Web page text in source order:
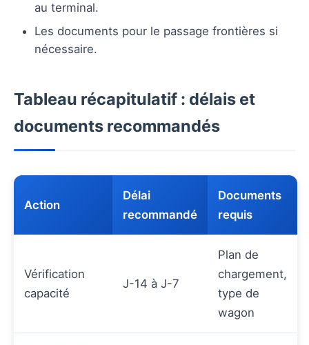
au terminal.
Les documents pour le passage frontières si
nécessaire.
Tableau récapitulatif : délais et
documents recommandés
Action
Délai
recommandé
Documents
requis
Vérification
capacité
J-14 à J-7
Plan de
chargement,
type de
wagon